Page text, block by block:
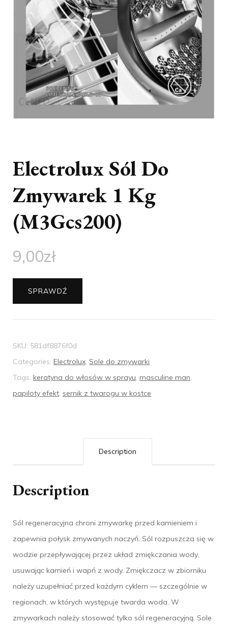
Electrolux Sól Do
Zmywarek 1 Kg
(M3Gcs200)
9,00zł
SPRAWDŹ
SKU: 581df8876f0d
Categories: Electrolux, Sole do zmywarki
Tags: keratyna do włosów w sprayu, masculine man,
papiloty efekt, sernik z twarogu w kostce
Description
Description
Sól regeneracyjna chroni zmywarkę przed kamieniem i
zapewnia połysk zmywanych naczyń. Sól rozpuszcza się w
wodzie przepływającej przez układ zmiękczania wody,
usuwając kamień i wapń z wody. Zmiękczacz w zbiorniku
należy uzupełniać przed każdym cyklem — szczególnie w
regionach, w których występuje twarda woda. W
zmywarkach należy stosować tylko sól regeneracyjną. Sole